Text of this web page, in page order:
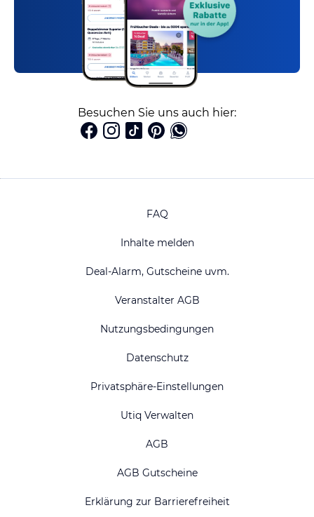
Besuchen Sie uns auch hier:
FAQ
Inhalte melden
Deal-Alarm, Gutscheine uvm.
Veranstalter AGB
Nutzungsbedingungen
Datenschutz
Privatsphäre-Einstellungen
Utiq Verwalten
AGB
AGB Gutscheine
Erklärung zur Barrierefreiheit